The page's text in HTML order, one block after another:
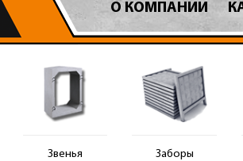
О КОМПАНИИ
Звенья Заборы